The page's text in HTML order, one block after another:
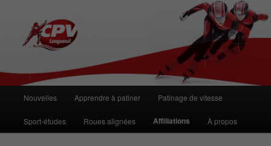
Club de Patinage de Vitesse de
Longueuil
principal
Aller
au
Nouvelles Apprendre à patiner Patinage de vitesse
Sport-études Roues alignées Affiliations À propos